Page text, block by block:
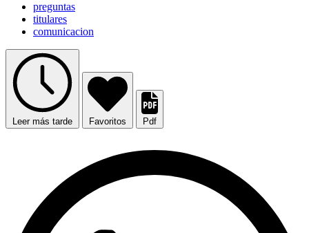
preguntas
titulares
comunicacion
Leer más tarde Favoritos Pdf